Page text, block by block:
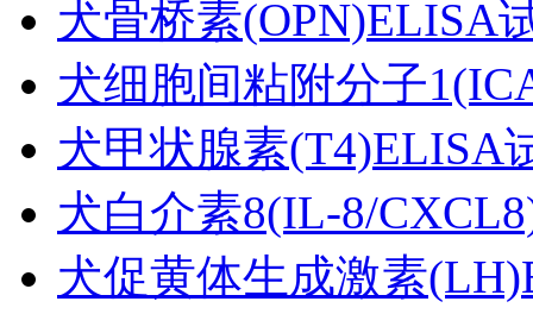
犬骨桥素(OPN)ELISA
犬细胞间粘附分子
犬甲状腺素(T4)ELISA
犬白介素8(IL-8/
犬促黄体生成激素